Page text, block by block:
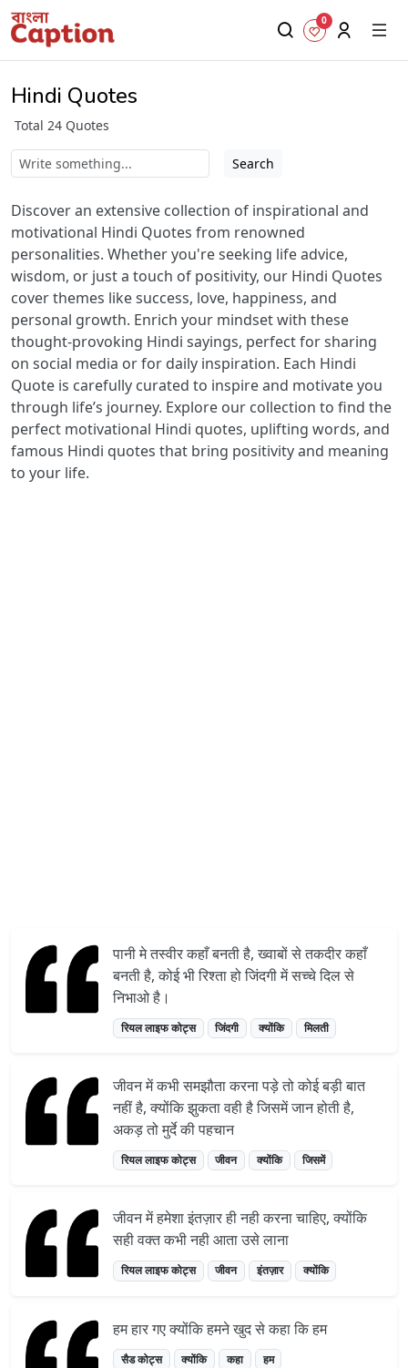
0
Hindi Quotes
Total 24 Quotes
Search
Discover an extensive collection of inspirational and
motivational Hindi Quotes from renowned
personalities. Whether you're seeking life advice,
wisdom, or just a touch of positivity, our Hindi Quotes
cover themes like success, love, happiness, and
personal growth. Enrich your mindset with these
thought-provoking Hindi sayings, perfect for sharing
on social media or for daily inspiration. Each Hindi
Quote is carefully curated to inspire and motivate you
through life’s journey. Explore our collection to find the
perfect motivational Hindi quotes, uplifting words, and
famous Hindi quotes that bring positivity and meaning
to your life.
पानी मे तस्वीर कहाँ बनती है, ख्वाबों से तकदीर कहाँ
बनती है, कोई भी रिश्ता हो जिंदगी में सच्चे दिल से
निभाओ है।
रियल लाइफ कोट्स जिंदगी क्योंकि मिलती
जीवन में कभी समझौता करना पड़े तो कोई बड़ी बात
नहीं है, क्योंकि झुकता वही है जिसमें जान होती है,
अकड़ तो मुर्दे की पहचान
रियल लाइफ कोट्स जीवन क्योंकि जिसमें
जीवन में हमेशा इंतज़ार ही नही करना चाहिए, क्योंकि
सही वक्त कभी नही आता उसे लाना
रियल लाइफ कोट्स जीवन इंतज़ार क्योंकि
हम हार गए क्योंकि हमने खुद से कहा कि हम
सैड कोट्स क्योंकि कहा हम